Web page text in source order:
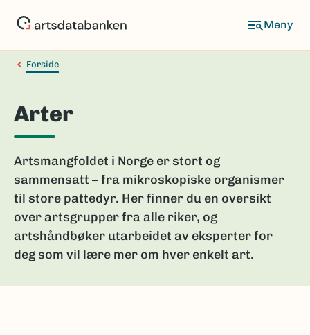
Forside
Arter
Artsmangfoldet i Norge er stort og
sammensatt – fra mikroskopiske organismer
til store pattedyr. Her finner du en oversikt
over artsgrupper fra alle riker, og
artshåndbøker utarbeidet av eksperter for
deg som vil lære mer om hver enkelt art.